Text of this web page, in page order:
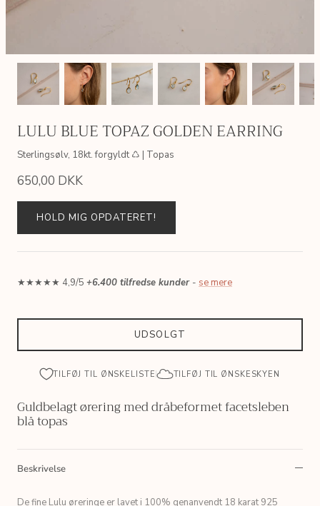
SIMPLE LINK GOLDEN CHAIN
LULU BLUE TOPAZ GOLDEN EARRING
Sterlingsølv, 18kt. forgyldt ♺ | Topas
650,00 DKK
HOLD MIG OPDATERET!
★★★★★ 4,9/5 +6.400 tilfredse kunder - se mere
UDSOLGT
TILFØJ TIL ØNSKELISTE TILFØJ TIL ØNSKESKYEN
Guldbelagt ørering med dråbeformet facetsleben
blå topas
Beskrivelse
De fine Lulu øreringe er lavet i 100% genanvendt 18 karat 925